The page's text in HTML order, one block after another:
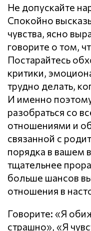
Не допускайте
Спокойно
чувства, ясно
говорите о том,
Постарайтесь
критики,
трудно делать,
И именно
разобраться со
отношениями и
связанной с
порядка в вашем
тщательнее
больше шансов
отношения в
Говорите: «Я
страшно», «Я